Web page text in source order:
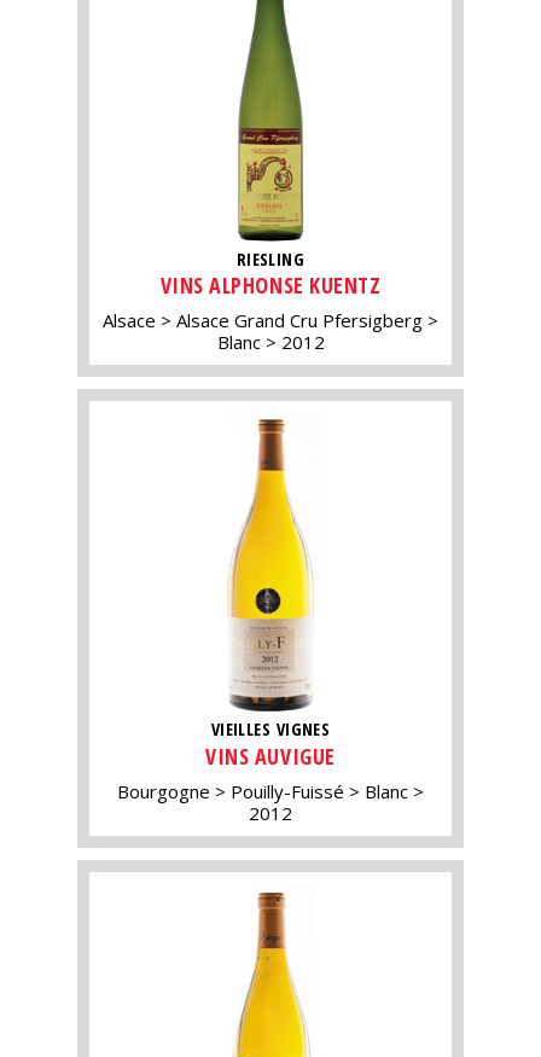
RIESLING
VINS ALPHONSE KUENTZ
Alsace
Alsace Grand Cru Pfersigberg
Blanc
2012
VIEILLES VIGNES
VINS AUVIGUE
Bourgogne Pouilly-Fuissé
Blanc
2012